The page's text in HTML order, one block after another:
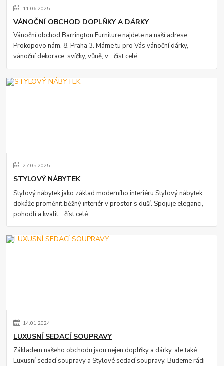
11.06.2025
VÁNOČNÍ OBCHOD DOPLŇKY A DÁRKY
Vánoční obchod Barrington Furniture najdete na naší adrese
Prokopovo nám. 8, Praha 3. Máme tu pro Vás vánoční dárky,
vánoční dekorace, svíčky, vůně, v...číst celé
27.05.2025
STYLOVÝ NÁBYTEK
Stylový nábytek jako základ moderního interiéru Stylový nábytek
dokáže proměnit běžný interiér v prostor s duší. Spojuje eleganci,
pohodlí a kvalit...číst celé
14.01.2024
LUXUSNÍ SEDACÍ SOUPRAVY
Základem našeho obchodu jsou nejen doplňky a dárky, ale také
Luxusní sedací soupravy a Stylové sedací soupravy. Budeme rádi